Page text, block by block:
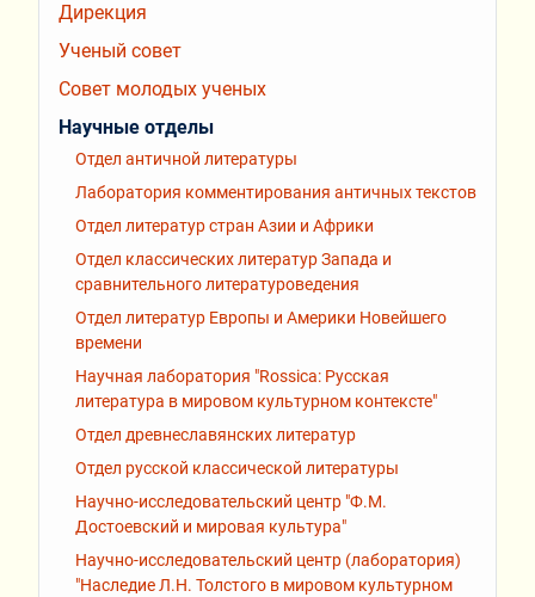
Дирекция
Ученый совет
Совет молодых ученых
Научные отделы
Отдел античной литературы
Лаборатория комментирования античных текстов
Отдел литератур стран Азии и Африки
Отдел классических литератур Запада и
сравнительного литературоведения
Отдел литератур Европы и Америки Новейшего
времени
Научная лаборатория "Rossiсa: Русская
литература в мировом культурном контексте"
Отдел древнеславянских литератур
Отдел русской классической литературы
Научно-исследовательский центр "Ф.М.
Достоевский и мировая культура"
Научно-исследовательский центр (лаборатория)
"Наследие Л.Н. Толстого в мировом культурном